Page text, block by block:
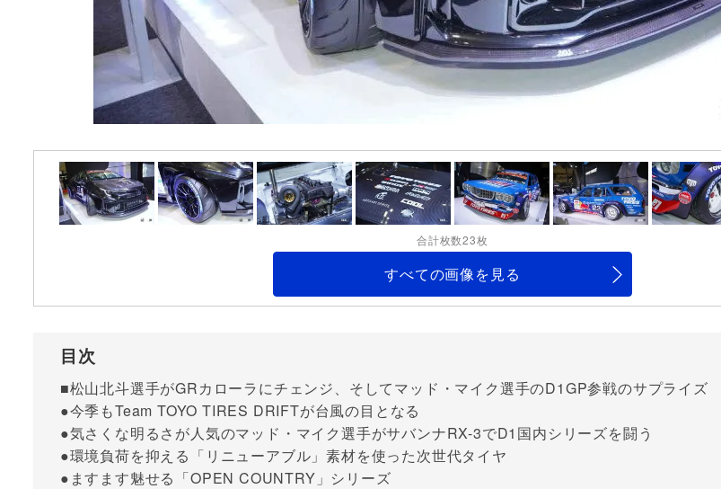
合計枚数23枚
すべての画像を見る
目次
■松山北斗選手がGRカローラにチェンジ、そしてマッド・マイク選手のD1GP参戦のサプライズ
●今季もTeam TOYO TIRES DRIFTが台風の目となる
●気さくな明るさが人気のマッド・マイク選手がサバンナRX-3でD1国内シリーズを闘う
●環境負荷を抑える「リニューアブル」素材を使った次世代タイヤ
●ますます魅せる「OPEN COUNTRY」シリーズ